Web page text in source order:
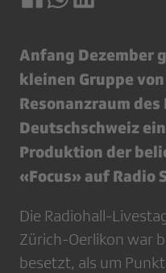
Anfang Dezember
kleinen Gruppe
Resonanzraum
Deutschschweiz
Produktion der
«Focus» auf Radio
Die Radiohall-
Zürich-Oerlikon war
besetzt, als um